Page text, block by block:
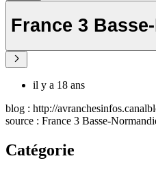
France 3
il y a 18 ans
blog : http://
source : France 3 Basse-
Catégorie